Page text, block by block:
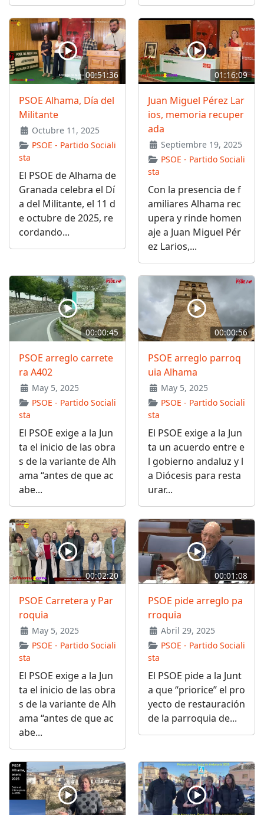
00:51:36
PSOE Alhama, Día del
Militante
Octubre 11, 2025
PSOE - Partido Sociali
sta
El PSOE de Alhama de
Granada celebra el Dí
a del Militante, el 11 d
e octubre de 2025, re
cordando...
01:16:09
Juan Miguel Pérez Lar
ios, memoria recuper
ada
Septiembre 19, 2025
PSOE - Partido Sociali
sta
Con la presencia de f
amiliares Alhama rec
upera y rinde homen
aje a Juan Miguel Pér
ez Larios,...
00:00:45
PSOE arreglo carrete
ra A402
May 5, 2025
PSOE - Partido Sociali
sta
El PSOE exige a la Jun
ta el inicio de las obra
s de la variante de Alh
ama “antes de que ac
abe...
00:00:56
PSOE arreglo parroq
uia Alhama
May 5, 2025
PSOE - Partido Sociali
sta
El PSOE exige a la Jun
ta un acuerdo entre e
l gobierno andaluz y l
a Diócesis para resta
urar...
00:02:20
PSOE Carretera y Par
roquia
May 5, 2025
PSOE - Partido Sociali
sta
El PSOE exige a la Jun
ta el inicio de las obra
s de la variante de Alh
ama “antes de que ac
abe...
00:01:08
PSOE pide arreglo pa
rroquia
Abril 29, 2025
PSOE - Partido Sociali
sta
El PSOE pide a la Junt
a que “priorice” el pro
yecto de restauración
de la parroquia de...